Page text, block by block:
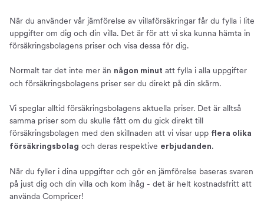
När du använder vår jämförelse av villaförsäkringar får du fylla i lite
uppgifter om dig och din villa. Det är för att vi ska kunna hämta in
försäkringsbolagens priser och visa dessa för dig.
Normalt tar det inte mer än någon minut att fylla i alla uppgifter
och försäkringsbolagens priser ser du direkt på din skärm.
Vi speglar alltid försäkringsbolagens aktuella priser. Det är alltså
samma priser som du skulle fått om du gick direkt till
försäkringsbolagen med den skillnaden att vi visar upp flera olika
försäkringsbolag och deras respektive erbjudanden.
När du fyller i dina uppgifter och gör en jämförelse baseras svaren
på just dig och din villa och kom ihåg - det är helt kostnadsfritt att
använda Compricer!